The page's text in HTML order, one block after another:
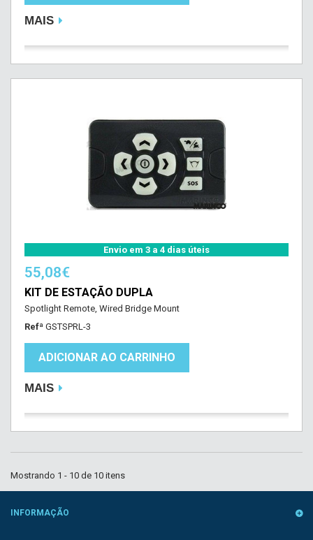
MAIS
Envio em 3 a 4 dias úteis
55,08€
KIT DE ESTAÇÃO DUPLA
Spotlight Remote, Wired Bridge Mount
Refª GSTSPRL-3
ADICIONAR AO CARRINHO
MAIS
Mostrando 1 - 10 de 10 itens
INFORMAÇÃO